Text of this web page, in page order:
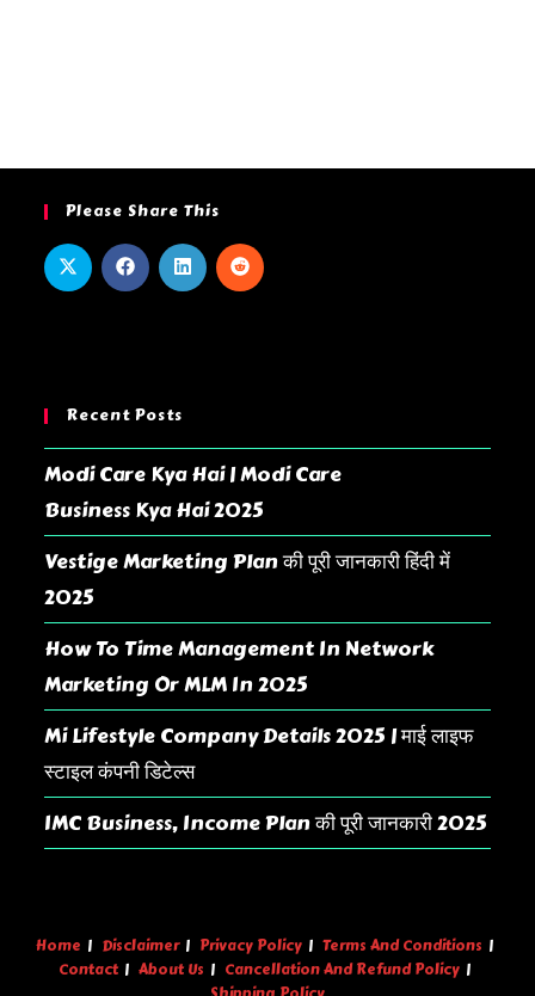
Please Share This
Recent Posts
Modi Care Kya Hai | Modi Care
Business Kya Hai 2025
Vestige Marketing Plan की पूरी जानकारी हिंदी में
2025
How To Time Management In Network
Marketing Or MLM In 2025
Mi Lifestyle Company Details 2025 | माई लाइफ
स्टाइल कंपनी डिटेल्स
IMC Business, Income Plan की पूरी जानकारी 2025
Home Disclaimer Privacy Policy
Terms And Conditions
Contact
About Us
Cancellation And Refund Policy